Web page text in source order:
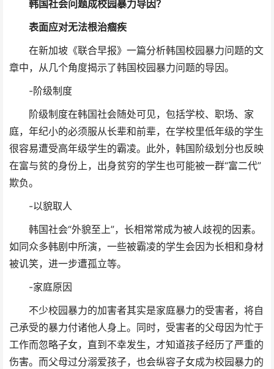
韩国社会问题成校园暴力导因？
表面应对无法根治痼疾
在新加坡《联合早报》一篇分析韩国校园暴力问题的文
章中，从几个角度揭示了韩国校园暴力问题的导因。
-阶级制度
阶级制度在韩国社会随处可见，包括学校、职场、家
庭，年纪小的必须服从长辈和前辈，在学校里低年级的学生
很容易遭受高年级学生的霸凌。此外，韩国阶级划分也反映
在富与贫的身份上，出身贫穷的学生也可能被一群“富二代”
欺负。
-以貌取人
韩国社会“外貌至上”，长相常常成为被人歧视的因素。
如同众多韩剧中所演，一些被霸凌的学生会因为长相和身材
被讥笑，进一步遭孤立等。
-家庭原因
不少校园暴力的加害者其实是家庭暴力的受害者，将自
己承受的暴力付诸他人身上。同时，受害者的父母因为忙于
工作而忽略子女，直到不幸发生，才知道孩子经历了严重的
伤害。而父母过分溺爱孩子，也会纵容子女成为校园暴力的